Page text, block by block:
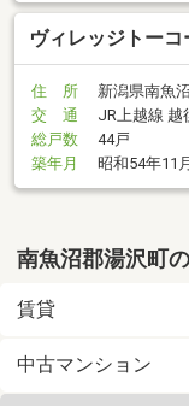
ヴィレッジトーコ
住 所
新潟県南魚
交 通
JR上越線 越
総戸数
44戸
築年月
昭和54年11月
南魚沼郡湯沢町
賃貸
中古マンション